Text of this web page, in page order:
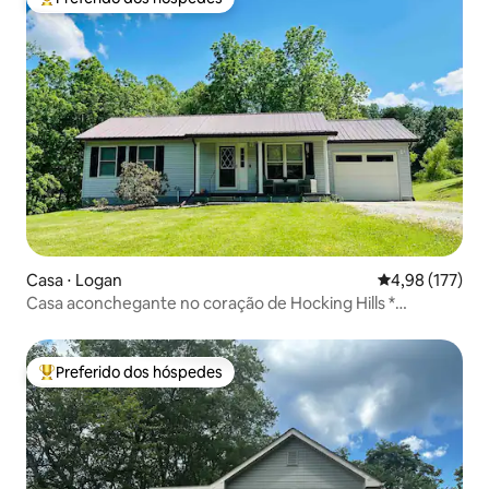
Entre os melhores preferidos dos hóspedes
Casa ⋅ Logan 4,98 de uma
4,98 (177)
Casa aconchegante no coração de Hocking Hills *
Entre os melhores preferidos dos hóspedes
Preferido dos hóspedes